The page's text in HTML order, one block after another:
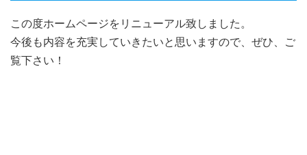
この度ホームページをリニューアル致しました。
今後も内容を充実していきたいと思いますので、ぜひ、ご
覧下さい！